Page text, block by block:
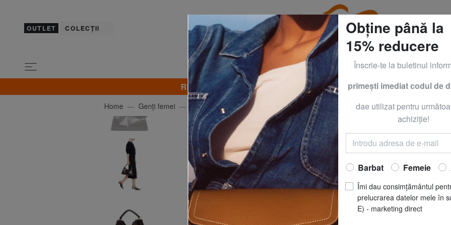
OUTLET COLECȚII
REDUCERI! BRACCIALINI la - 50% | - 60% | - 70% Numai până
Home Genți femei GIANNI CHIARINI
GIANNI
AURORA
piele
RON
CULOARE: rubin
Obține până la
15% reducere
Înscrie-te la buletinul
primeşti imediat codul de
dae utilizat pentru
achiziţie!
Barbat Femeie
Îmi dau consimțământul
prelucrarea datelor mele în
E) - marketing direct